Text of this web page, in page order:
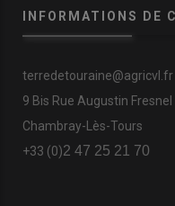
INFORMATIONS DE
terredetouraine@agricvl.fr
9 Bis Rue Augustin Fresnel
Chambray-Lès-Tours
+33 (0)2 47 25 21 70